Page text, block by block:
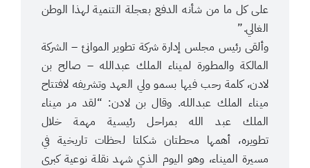
على كل ما من شأنه الدفع بعجلة التنمية لهذا الوطن
الغالي.”
وألقى رئيس مجلس إدارة شركة تطوير الموانئ – الشركة
المالكة والمطورة لميناء الملك عبدالله – صالح بن
لادن، كلمة رحب فيها بسمو ولي العهد وتشريفه لافتتاح
ميناء الملك عبدالله. وقال بن لادن: “لقد مر ميناء
الملك عبد الله بمراحل رئيسية مهمة خلال
تطويره، أهمها محطتان شكلتا لحظات تاريخية في
مسيرة الميناء، وهو اليوم الذي شهد نقلة نوعية كبرى